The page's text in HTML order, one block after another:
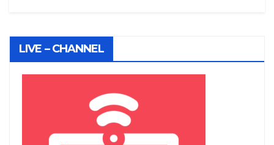
LIVE – CHANNEL